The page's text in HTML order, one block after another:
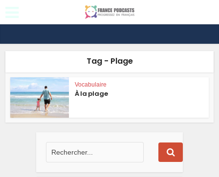
Tag - Plage
Vocabulaire
À la plage